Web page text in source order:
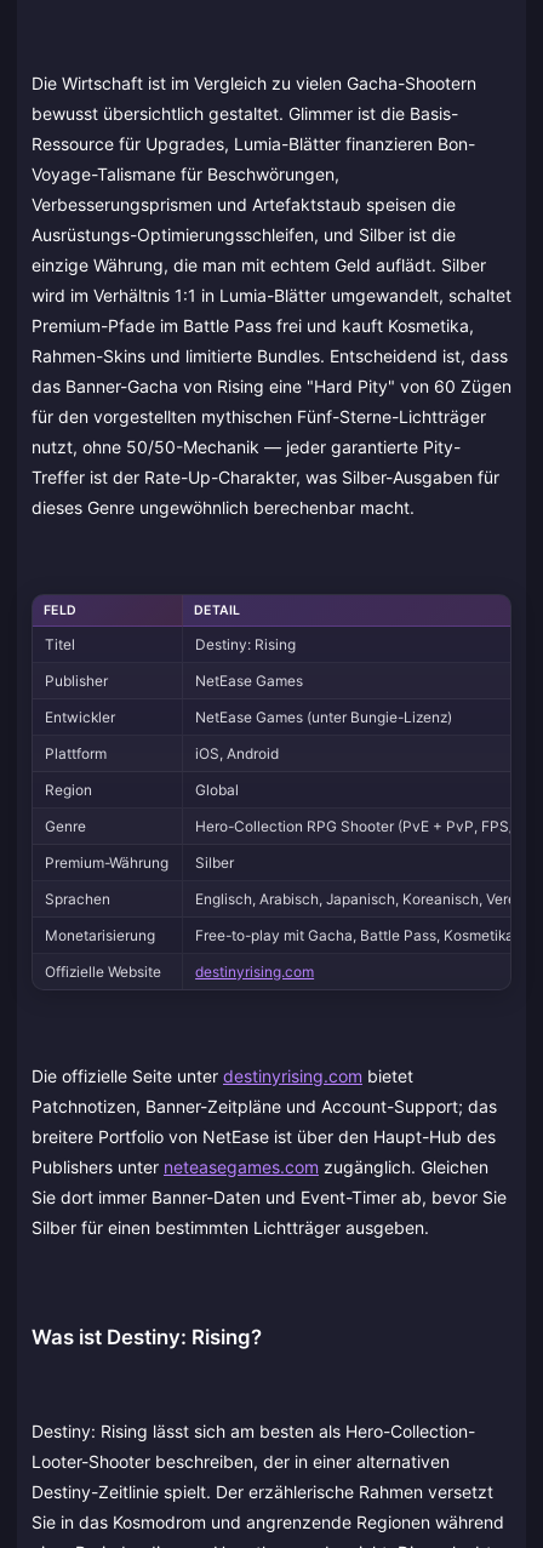
Die Wirtschaft ist im Vergleich zu vielen Gacha-Shootern
bewusst übersichtlich gestaltet. Glimmer ist die Basis-
Ressource für Upgrades, Lumia-Blätter finanzieren Bon-
Voyage-Talismane für Beschwörungen,
Verbesserungsprismen und Artefaktstaub speisen die
Ausrüstungs-Optimierungsschleifen, und Silber ist die
einzige Währung, die man mit echtem Geld auflädt. Silber
wird im Verhältnis 1:1 in Lumia-Blätter umgewandelt, schaltet
Premium-Pfade im Battle Pass frei und kauft Kosmetika,
Rahmen-Skins und limitierte Bundles. Entscheidend ist, dass
das Banner-Gacha von Rising eine "Hard Pity" von 60 Zügen
für den vorgestellten mythischen Fünf-Sterne-Lichtträger
nutzt, ohne 50/50-Mechanik — jeder garantierte Pity-
Treffer ist der Rate-Up-Charakter, was Silber-Ausgaben für
dieses Genre ungewöhnlich berechenbar macht.
FELD DETAIL
Titel
Destiny: Rising
Publisher
NetEase Games
Entwickler
NetEase Games (unter Bungie-Lizenz)
Plattform
iOS, Android
Region
Global
Genre
Hero-Collection RPG Shooter (PvE + PvP, FPS/
Premium-Währung
Silber
Sprachen
Englisch, Arabisch, Japanisch, Koreanisch,
Monetarisierung
Free-to-play mit Gacha, Battle Pass, Kosmetika
Offizielle Website
destinyrising.com
Die offizielle Seite unter destinyrising.com bietet
Patchnotizen, Banner-Zeitpläne und Account-Support; das
breitere Portfolio von NetEase ist über den Haupt-Hub des
Publishers unter neteasegames.com zugänglich. Gleichen
Sie dort immer Banner-Daten und Event-Timer ab, bevor Sie
Silber für einen bestimmten Lichtträger ausgeben.
Was ist Destiny: Rising?
Destiny: Rising lässt sich am besten als Hero-Collection-
Looter-Shooter beschreiben, der in einer alternativen
Destiny-Zeitlinie spielt. Der erzählerische Rahmen versetzt
Sie in das Kosmodrom und angrenzende Regionen während